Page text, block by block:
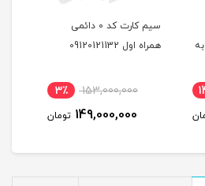
سیم کارت کد 0 دائمی
همراه اول 09120121132
153,000,000 3٪
149,000,000 تومان